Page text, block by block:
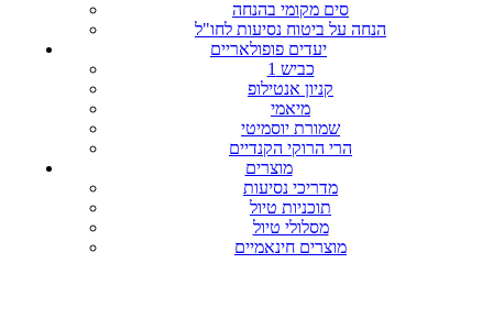
סים מקומי בהנחה
הנחה על ביטוח נסיעות לחו"ל
יעדים פופולאריים
כביש 1
קניון אנטילופ
מיאמי
שמורת יוסמיטי
הרי הרוקי הקנדיים
מוצרים
מדריכי נסיעות
תוכניות טיול
מסלולי טיול
מוצרים חינאמיים